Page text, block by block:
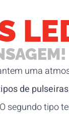
uma
de
segundo tipo